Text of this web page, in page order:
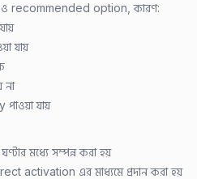
recommended option, কারণ:
যায়
যায়
মধ্যে সম্পন্ন করা হয়
activation এর মাধ্যমে প্রদান করা হয়